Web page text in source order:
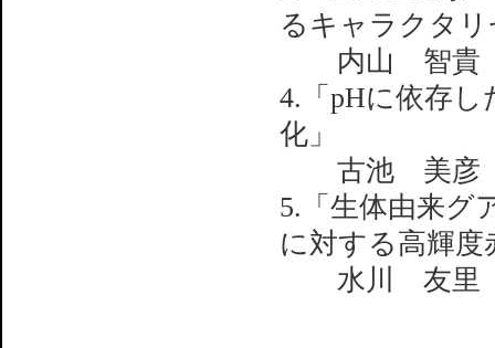
るキャラクタ
内山 智貴（
4.「pHに依存
化」
古池 美彦（
5.「生体由来グ
に対する高輝度
水川 友里（